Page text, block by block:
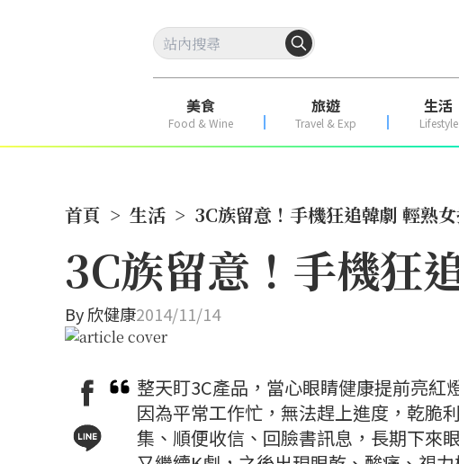
美食
Food & Wine
旅遊
Travel & Exp
生活
Lifestyle
首頁 > 生活 > 3C族留意！手機狂追韓劇 輕熟
3C族留意！手機狂
By欣健康2014/11/14
整天盯3C產品，當心眼睛健康提前亮紅
因為平常工作忙，無法趕上進度，乾脆
集、順便收信、回臉書訊息，長期下來